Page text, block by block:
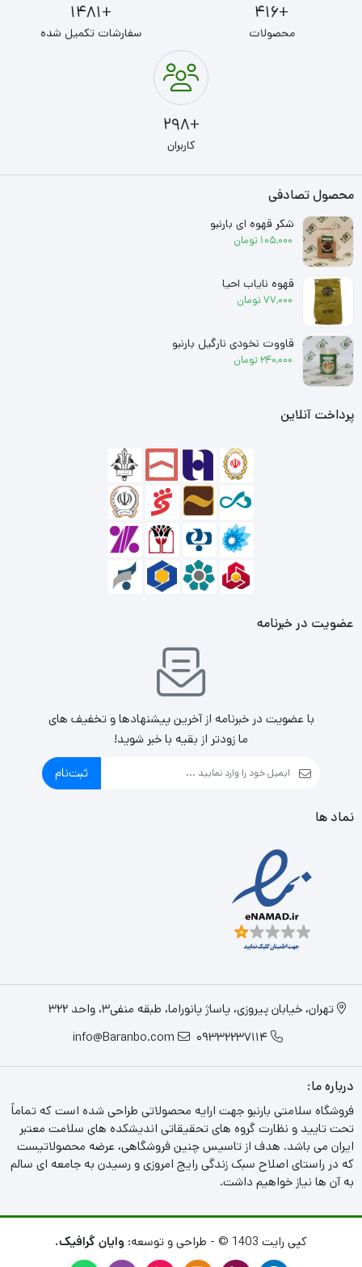
+416
محصولات
+1481
سفارشات تکمیل شده
+298
کاربران
محصول تصادفی
شکر قهوه ای بارنبو
105,000 تومان
قهوه نایاب احیا
77,000تومان
قاووت نخودی نارگیل بارنبو
240,000 تومان
پرداخت آنلاین
عضویت در خبرنامه
با عضویت در خبرنامه از آخرین پیشنهادها و تخفیف های
ما زودتر از بقیه با خبر شوید!
ثبت‌نام
نماد ها
تهران، خیابان پیروزی، پاساژ پانوراما، طبقه منفی3، واحد 322
09332237114
info@Baranbo.com
درباره ما:
فروشگاه سلامتی بارنبو جهت ارایه محصولاتی طراحی شده است که تماماً
تحت تایید و نظارت گروه های تحقیقاتی اندیشکده های سلامت معتبر
ایران می باشد. هدف از تاسیس چنین فروشگاهی، عرضه محصولاتیست
که در راستای اصلاح سبک زندگی رایج امروزی و رسیدن به جامعه ای سالم
به آن ها نیاز خواهیم داشت.
کپی رایت 1403 © - طراحی و توسعه: وایان گرافیک.